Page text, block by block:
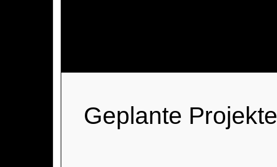
Geplante Projekte